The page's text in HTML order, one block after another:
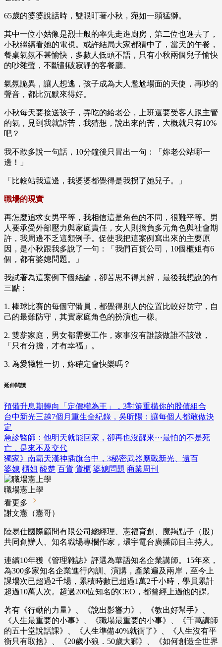
65歲的婆婆說話時，雙眼盯著小秋，宛如一頭猛獅。
其中一位小姑像是烈士般的率先走進廚房，第二位也進去了，
小秋繼續看她的電視。或許結局大家都猜中了，當天的午餐，
餐桌氣氛不甚愉快，多數人低頭不語，只有小秋兩個兒子愉快
的吵雜聲，不斷劃破寂靜的客餐廳。
氣氛詭異，讓人想逃，孩子成為大人尷尬場面的天使，再吵的
聲音，都比沉默來得好。
小秋每天要接送孩子，弄吃的給老公，上班還要受客人跟主管
的氣，見到我就訴苦，我猜想，說出來的苦，大概就只有10%
吧？
我不敢多說一句話，10分鐘後只冒出一句：「妳老公站哪一
邊！」
「比較站我這邊，我婆婆都覺得是我拐了她兒子。」
職場的現實
再怎麼追求女男平等，我相信這是角色的不同，很難平等。男
人要承受外部壓力與家庭責任，女人則擔負多元角色與社會期
許，我周邊不乏這類例子。促使我把這案例寫出來的主要原
因，是小秋跟我多說了一句：「我們百貨公司，10個櫃姐有6
個，都有婆媳問題。」
我試著為這案例下個結論，卻苦思不得其解，最後我想說的有
三點：
1. 棒球比賽的每個守備員，都覺得別人的位置比較好防守，自
己的最難防守，其實家庭角色的扮演也一樣。
2. 雙薪家庭，男女都需要工作，家事沒有誰該做誰不該做，
「只有分擔，才有幸福」。
3. 為愛犧牲一切，妳確定會快樂嗎？
延伸閱讀
預備升息期轉向「定價權為王」，3對策重構你的股債組合
台中新光三越7個月重生全紀錄，吳昕陽：讓每個人都敢做決
定
急診醫師：他明天就能回家，卻再也沒醒來⋯最怕的不是死
亡，是來不及交代
獨家》南霸天漢神插旗台中，3秘密武器應戰新光、遠百
婆媳 櫃姐 酸楚 百貨 貨櫃 婆媳問題 商業周刊
職場憲上學
看更多
謝文憲（憲哥）
陸易仕國際顧問有限公司總經理、憲福育創、魔羯點子（股）
共同創辦人、知名職場專欄作家，環宇電台廣播節目主持人。
連續10年獲《管理雜誌》評選為華語知名企業講師。15年來，
為300多家知名企業進行內訓、演講，產業遍及兩岸，至今上
課場次已超過2千場，累積時數已超過1萬2千小時，學員累計
超過10萬人次。超過200位知名的CEO，都曾經上過他的課。
著有《行動的力量》、《說出影響力》、《教出好幫手》、
《人生最重要的小事》、《職場最重要的小事》、《千萬講師
的五十堂說話課》、《人生準備40%就衝了》、《人生沒有平
衡只有取捨》、《20歲小狼．50歲大獅》、《如何創造全世界